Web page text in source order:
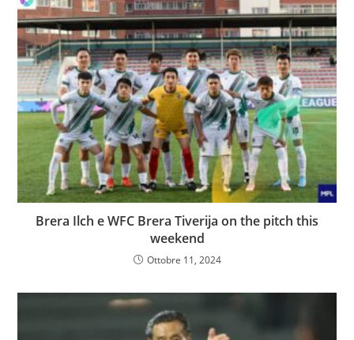
Brera Ilch e WFC Brera Tiverija on the pitch this
weekend
Ottobre 11, 2024